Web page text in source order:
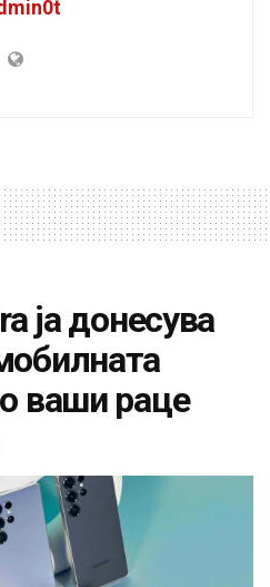
ја донесува
ваши раце